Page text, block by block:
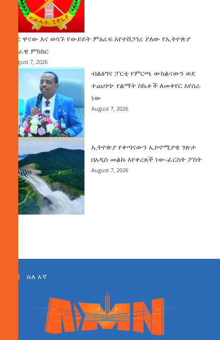
ወደ ዋናው እና ወሳኙ የውይይት ምዕራፍ እየተሸጋገረ ያለው የኢትዮጵያ
ሀገራዊ ምክክር
August 7, 2026
ብልፅግና ፓርቲ የምርጫ ውክልናውን ወደ
ተጨባጭ የልማት ስኬቶች ለመቀየር እየሰራ
ነው
August 7, 2026
ኢትዮጵያ የቀጣናውን ኢኮኖሚያዊ ገጽታ
በአዲስ መልኩ እየቀረጸች ነው-ፈርስት ፖስት
August 7, 2026
ስለ እኛ